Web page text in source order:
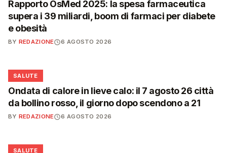
Rapporto OsMed 2025: la spesa farmaceutica
supera i 39 miliardi, boom di farmaci per diabete
e obesità
BY REDAZIONE 6 AGOSTO 2026
❤️
SALUTE
Ondata di calore in lieve calo: il 7 agosto 26 città
da bollino rosso, il giorno dopo scendono a 21
BY REDAZIONE 6 AGOSTO 2026
SALUTE